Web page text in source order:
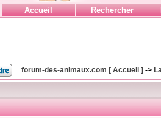
Accueil Rechercher
forum-des-animaux.com [ Accueil ] ->